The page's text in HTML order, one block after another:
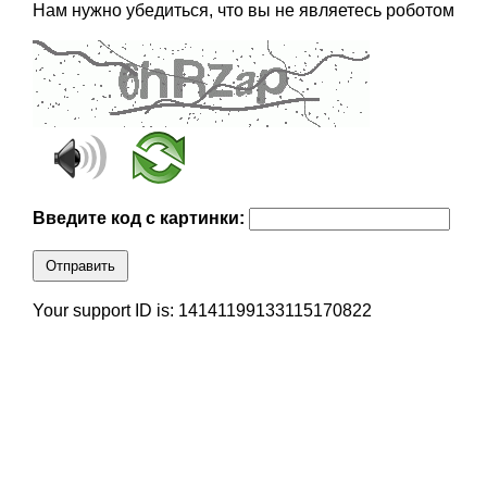
Нам нужно убедиться, что вы не являетесь роботом
Введите код с картинки:
Отправить
Your support ID is: 14141199133115170822